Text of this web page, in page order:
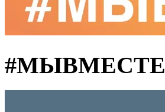
#MЫВМЕСТЕ